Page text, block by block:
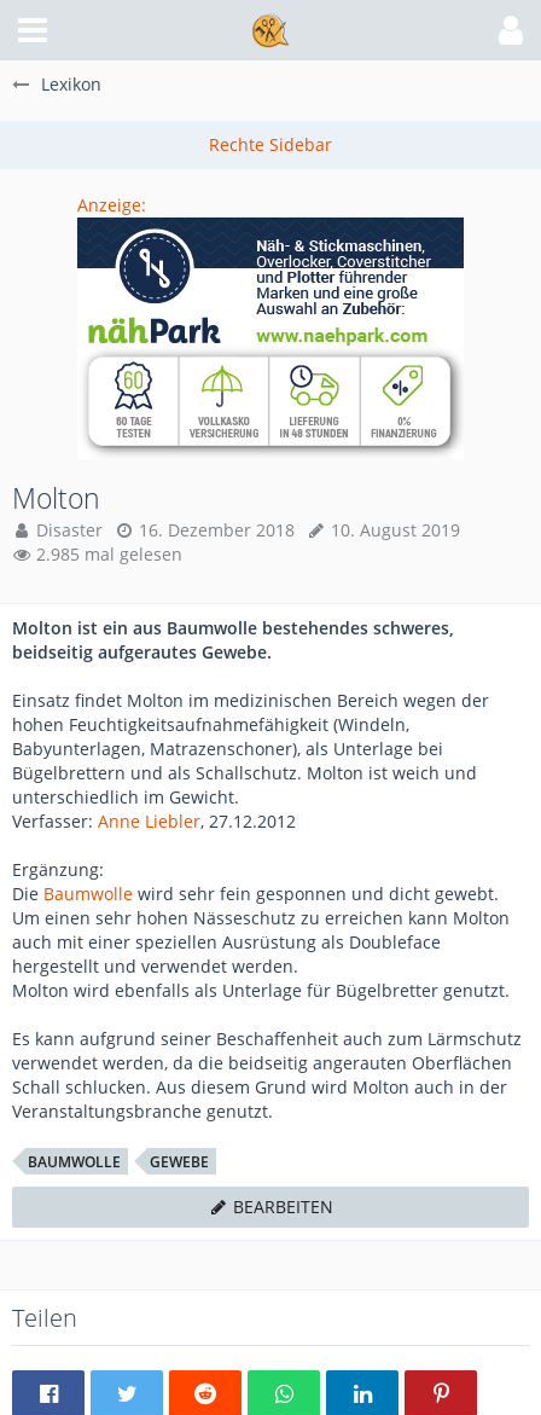
Lexikon
Anzeige:
Molton
Disaster 16. Dezember 2018
10. August 2019
2.985 mal gelesen
Molton ist ein aus Baumwolle bestehendes schweres,
beidseitig aufgerautes Gewebe.
Einsatz findet Molton im medizinischen Bereich wegen der
hohen Feuchtigkeitsaufnahmefähigkeit (Windeln,
Babyunterlagen, Matrazenschoner), als Unterlage bei
Bügelbrettern und als Schallschutz. Molton ist weich und
unterschiedlich im Gewicht.
Verfasser: Anne Liebler, 27.12.2012
Ergänzung:
Die Baumwolle wird sehr fein gesponnen und dicht gewebt.
Um einen sehr hohen Nässeschutz zu erreichen kann Molton
auch mit einer speziellen Ausrüstung als Doubleface
hergestellt und verwendet werden.
Molton wird ebenfalls als Unterlage für Bügelbretter genutzt.
Es kann aufgrund seiner Beschaffenheit auch zum Lärmschutz
verwendet werden, da die beidseitig angerauten Oberflächen
Schall schlucken. Aus diesem Grund wird Molton auch in der
Veranstaltungsbranche genutzt.
BAUMWOLLE GEWEBE
BEARBEITEN
Teilen